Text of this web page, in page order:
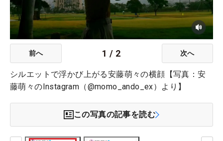
前へ 1 / 2 次へ
シルエットで浮かび上がる安藤萌々の横顔【写真：安
藤萌々のInstagram（@momo_ando_ex）より】
この写真の記事を読む